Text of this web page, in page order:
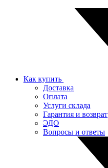
Как купить
Доставка
Оплата
Услуги склада
Гарантия и возврат
ЭДО
Вопросы и ответы